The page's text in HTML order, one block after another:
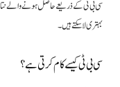
سی بی ٹی کے ذریعے حاصل ہونے والے
بہتری لا سکتے ہیں۔
سی بی ٹی کیسے کام کرتی ہے؟